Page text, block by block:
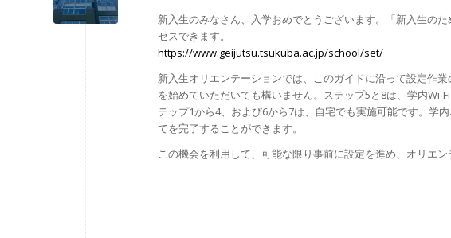
新入生のみなさん、入学おめでとうございます。「新入生の
セスできます。
https://www.geijutsu.tsukuba.ac.jp/school/set/
新入生オリエンテーションでは、このガイドに沿って設定作
を始めていただいても構いません。ステップ5と8は、学内Wi-
テップ1から4、および6から7は、自宅でも実施可能です。学
てを完了することができます。
この機会を利用して、可能な限り事前に設定を進め、オリエ